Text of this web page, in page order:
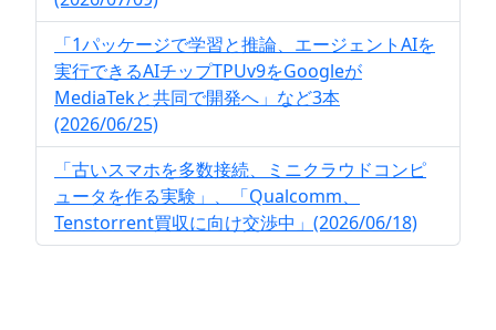
「1パッケージで学習と推論、エージェントAIを
実行できるAIチップTPUv9をGoogleが
MediaTekと共同で開発へ」など3本
(2026/06/25)
「古いスマホを多数接続、ミニクラウドコンピ
ュータを作る実験」、「Qualcomm、
Tenstorrent買収に向け交渉中」(2026/06/18)